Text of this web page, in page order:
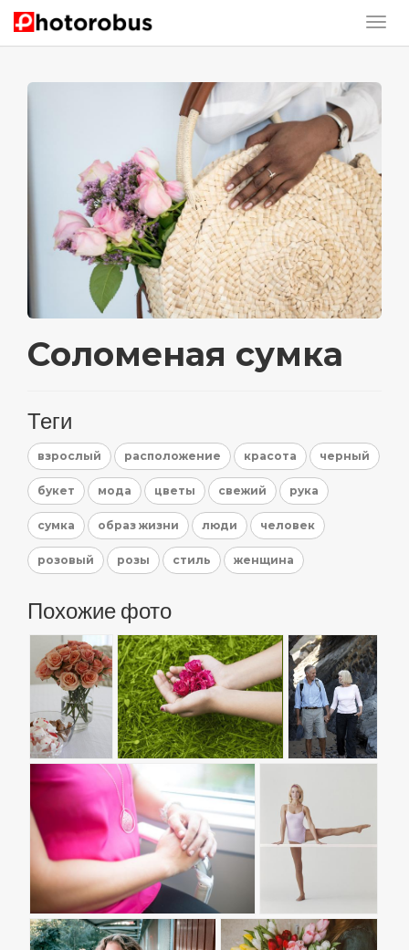
Соломеная сумка
Теги
взрослый расположение красота черный
букет мода цветы свежий рука
сумка образ жизни люди человек
розовый розы стиль женщина
Похожие фото